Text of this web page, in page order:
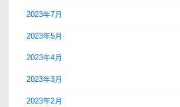
2023年7月
2023年5月
2023年4月
2023年3月
2023年2月